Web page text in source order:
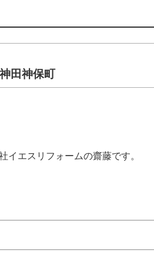
田神保町
エスリフォームの齋藤です。